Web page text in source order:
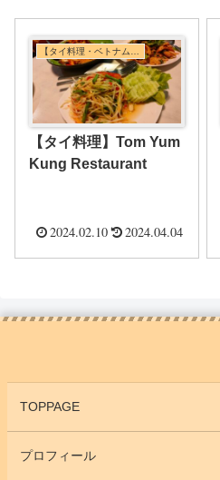
【タイ料理】Tom Yum
Kung Restaurant
2024.02.10 2024.04.04
TOPPAGE
プロフィール